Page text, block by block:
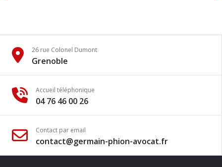
26 rue Colonel Dumont
Grenoble
Accueil téléphonique
04 76 46 00 26
Contact par email
contact@germain-phion-avocat.fr